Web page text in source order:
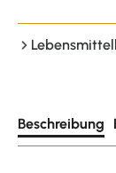
Beschreibung